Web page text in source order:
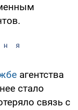
агентства
стало
связь с